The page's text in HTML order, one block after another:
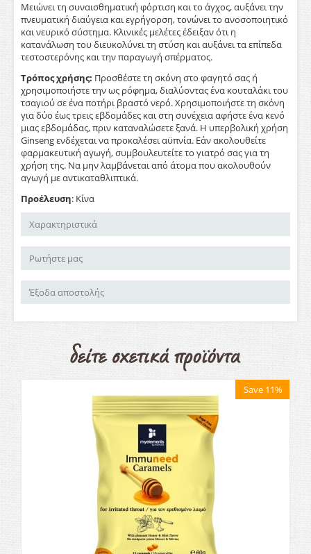
Μειώνει τη συναισθηματική φόρτιση και το άγχος, αυξάνει την
πνευματική διαύγεια και εγρήγορση, τονώνει το ανοσοποιητικό
και νευρικό σύστημα. Κλινικές μελέτες έδειξαν ότι η
κατανάλωση του διευκολύνει τη στύση και αυξάνει τα επίπεδα
τεστοστερόνης και την παραγωγή σπέρματος.
Τρόπος χρήσης: Προσθέστε τη σκόνη στο φαγητό σας ή
χρησιμοποιήστε την ως ρόφημα, διαλύοντας ένα κουταλάκι του
τσαγιού σε ένα ποτήρι βραστό νερό. Χρησιμοποιήστε τη σκόνη
για δύο έως τρεις εβδομάδες και στη συνέχεια αφήστε ένα κενό
μιας εβδομάδας, πριν καταναλώσετε ξανά. Η υπερβολική χρήση
Ginseng ενδέχεται να προκαλέσει αϋπνία. Εάν ακολουθείτε
φαρμακευτική αγωγή, συμβουλευτείτε το γιατρό σας για τη
χρήση της. Να μην λαμβάνεται από άτομα που ακολουθούν
αγωγή με αντικαταθλιπτικά.
Προέλευση: Κίνα
Χαρακτηριστικά
Ρωτήστε μας
Έξοδα αποστολής
Save 11%